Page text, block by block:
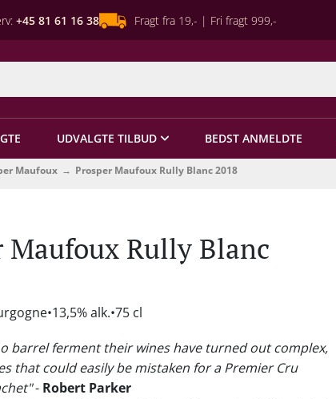
+45 81 61 16 38 Fragt fra 19,- | Fri fragt 999,-
UDVALGTE TILBUD BEDST ANMELDTE
Maufoux Prosper Maufoux Rully Blanc 2018
Maufoux Rully Blanc
13,5% alk. 75 cl
barrel ferment their wines have turned out complex,
that could easily be mistaken for a Premier Cru
- Robert Parker